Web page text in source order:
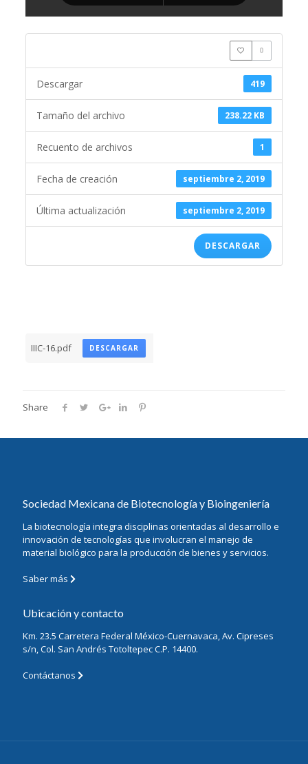
0
419
Descargar
238.22 KB
Tamaño del archivo
1
Recuento de archivos
septiembre 2, 2019
Fecha de creación
septiembre 2, 2019
Última actualización
DESCARGAR
IIIC-16.pdf DESCARGAR
Share
Sociedad Mexicana de Biotecnología y Bioingeniería
La biotecnología integra disciplinas orientadas al desarrollo e
innovación de tecnologías que involucran el manejo de
material biológico para la producción de bienes y servicios.
Saber más
Ubicación y contacto
Km. 23.5 Carretera Federal México-Cuernavaca, Av. Cipreses
s/n, Col. San Andrés Totoltepec C.P. 14400.
Contáctanos